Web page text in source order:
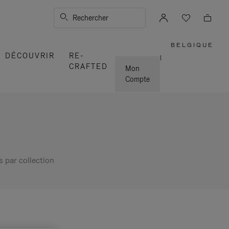
Rechercher
DÉCOUVRIR
RE-
CRAFTED
Mon
Compte
BELGIQUE
|
par collection